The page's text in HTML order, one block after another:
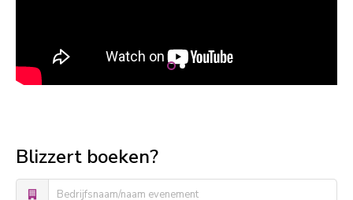
Blizzert boeken?